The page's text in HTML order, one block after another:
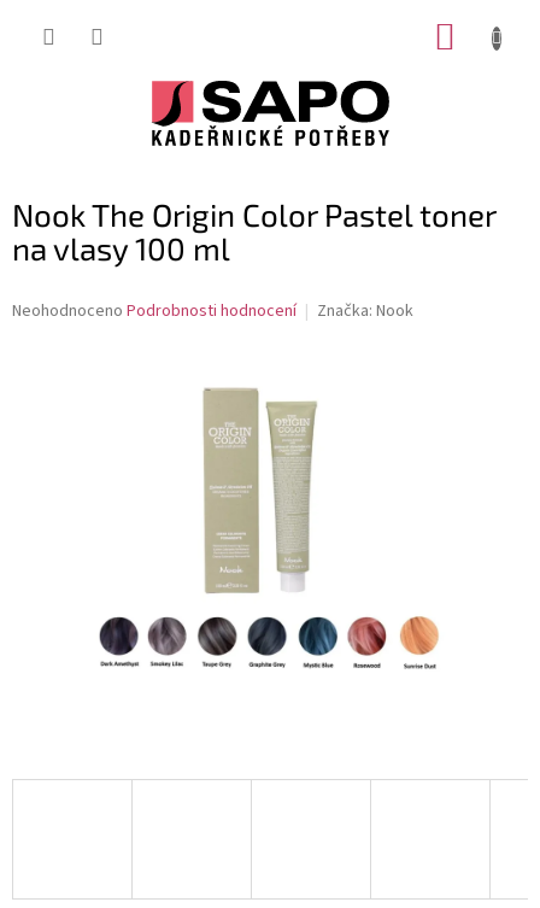
Nook The Origin Color Pastel toner
na vlasy 100 ml
Průměrné
Neohodnoceno Podrobnosti hodnocení Značka: Nook